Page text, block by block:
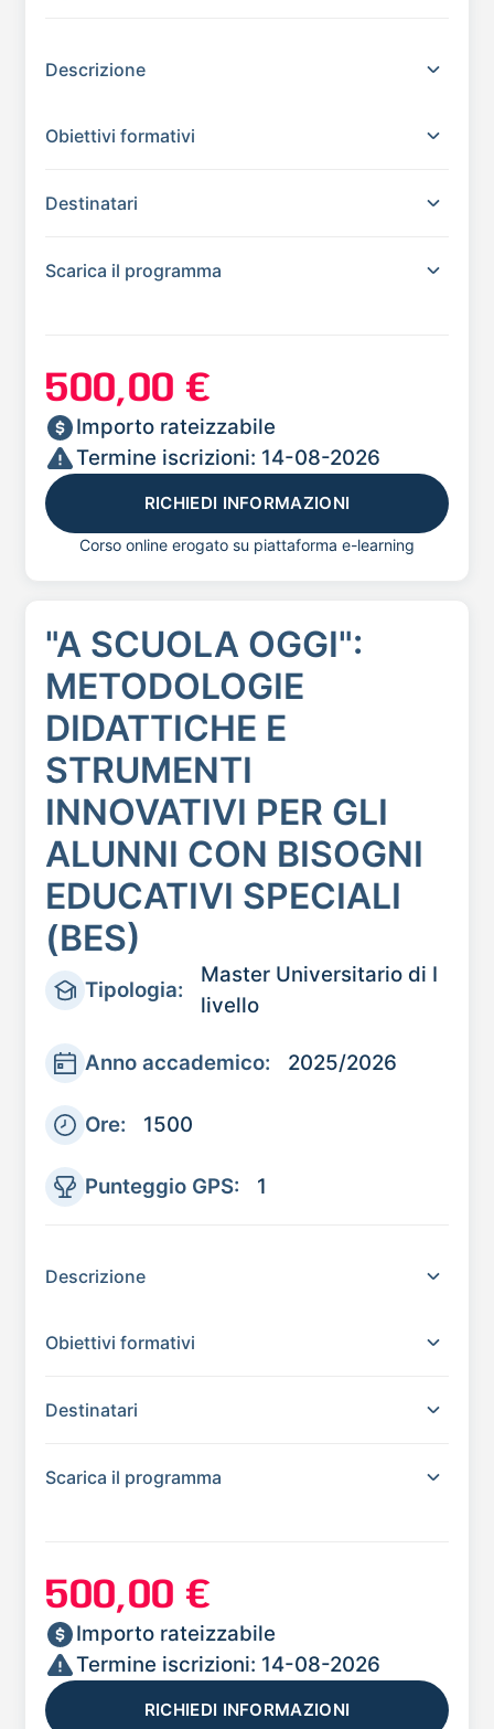
Descrizione
Obiettivi formativi
Destinatari
Scarica il programma
500,00 €
Importo rateizzabile
Termine iscrizioni: 14-08-2026
RICHIEDI INFORMAZIONI
Corso online erogato su piattaforma e-learning
"A SCUOLA OGGI":
METODOLOGIE
DIDATTICHE E
STRUMENTI
INNOVATIVI PER GLI
ALUNNI CON BISOGNI
EDUCATIVI SPECIALI
(BES)
Tipologia:
Master Universitario di I
livello
Anno accademico: 2025/2026
Ore: 1500
Punteggio GPS: 1
Descrizione
Obiettivi formativi
Destinatari
Scarica il programma
500,00 €
Importo rateizzabile
Termine iscrizioni: 14-08-2026
RICHIEDI INFORMAZIONI